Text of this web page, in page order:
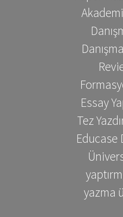
Essay
Tez
Educase
yazma